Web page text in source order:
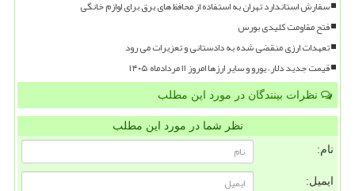
سفارش استاندارد تهران به استفاده از محافظ های برق برای لوازم خانگی
فتح مقاومت کلیدی بورس
تعهدات ارزی منقضی شده به دادستانی و تعزیرات می رود
قیمت جدید دلار، یورو و سایر ارزها امروز ۱۱ مردادماه ۱۴۰۵
نظرات بینندگان در مورد این مطلب
نظر شما در مورد این مطلب
نام:
ایمیل: